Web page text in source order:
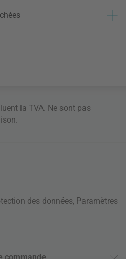
la TVA. Ne sont pas
des données, Paramètres